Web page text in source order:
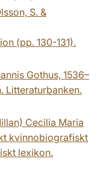
S. &
(pp. 130-131).
Gothus, 1536–
Litteraturbanken.
Cecilia Maria
kvinnobiografiskt
lexikon.